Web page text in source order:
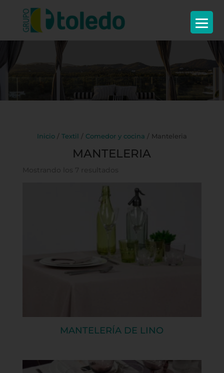
Inicio/ Textil / Comedor y cocina / Manteleria
MANTELERIA
MANTELERÍA DE LINO